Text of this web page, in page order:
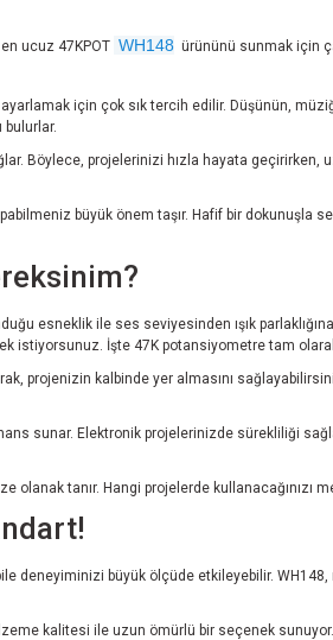
ucuz 47KPOT WH148 ürününü sunmak için
için çok sık tercih edilir. Düşünün,
Böylece, projelerinizi hızla hayata
büyük önem taşır. Hafif bir dokunuşla
esneklik ile ses seviyesinden ışık
istiyorsunuz. İşte 47K potansiyometre tam
projenizin kalbinde yer almasını
sunar. Elektronik projelerinizde sürekliliği
olanak tanır. Hangi projelerde kullanacağınızı
deneyiminizi büyük ölçüde etkileyebilir. WH148,
kalitesi ile uzun ömürlü bir seçenek